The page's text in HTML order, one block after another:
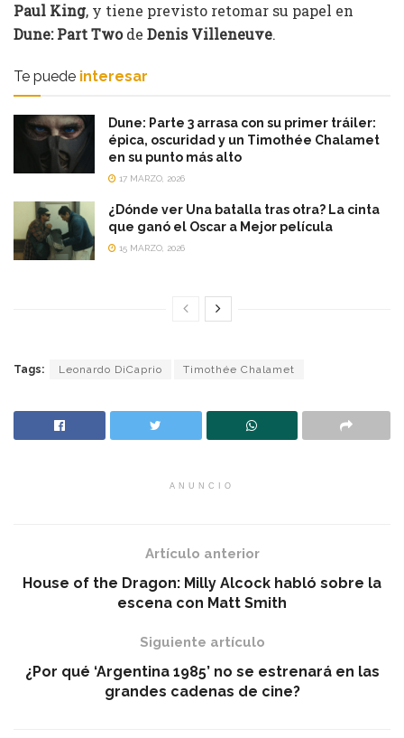
Paul King, y tiene previsto retomar su papel en
Dune: Part Twode Denis Villeneuve.
Te puede interesar
Dune: Parte 3 arrasa con su primer tráiler:
épica, oscuridad y un Timothée Chalamet
en su punto más alto
17 MARZO, 2026
¿Dónde ver Una batalla tras otra? La cinta
que ganó el Oscar a Mejor película
15 MARZO, 2026
Tags: Leonardo DiCaprio Timothée Chalamet
ANUNCIO
Artículo anterior
House of the Dragon: Milly Alcock habló sobre la
escena con Matt Smith
Siguiente artículo
¿Por qué ‘Argentina 1985’ no se estrenará en las
grandes cadenas de cine?